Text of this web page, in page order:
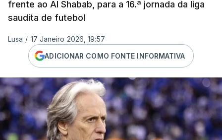
frente ao Al Shabab, para a 16.ª jornada da liga
saudita de futebol
Lusa / 17 Janeiro 2026, 19:57
ADICIONAR COMO FONTE INFORMATIVA